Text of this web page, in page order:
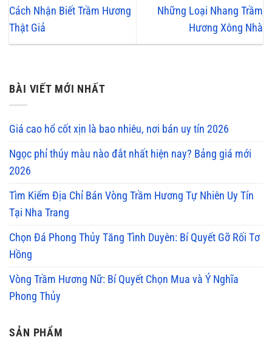
Cách Nhận Biết Trầm Hương
Thật Giả
Những Loại Nhang Trầm
Hương Xông Nhà
BÀI VIẾT MỚI NHẤT
Giá cao hổ cốt xịn là bao nhiêu, nơi bán uy tín 2026
Ngọc phỉ thúy màu nào đắt nhất hiện nay? Bảng giá mới
2026
Tìm Kiếm Địa Chỉ Bán Vòng Trầm Hương Tự Nhiên Uy Tín
Tại Nha Trang
Chọn Đá Phong Thủy Tăng Tình Duyên: Bí Quyết Gỡ Rối Tơ
Hồng
Vòng Trầm Hương Nữ: Bí Quyết Chọn Mua và Ý Nghĩa
Phong Thủy
SẢN PHẨM